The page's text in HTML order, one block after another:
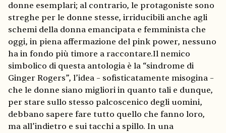
donne esemplari; al contrario, le protagoniste sono
streghe per le donne stesse, irriducibili anche agli
schemi della donna emancipata e femminista che
oggi, in piena affermazione del pink power, nessuno
ha in fondo più timore a raccontare.Il nemico
simbolico di questa antologia è la “sindrome di
Ginger Rogers”, l’idea – sofisticatamente misogina –
che le donne siano migliori in quanto tali e dunque,
per stare sullo stesso palcoscenico degli uomini,
debbano sapere fare tutto quello che fanno loro,
ma all’indietro e sui tacchi a spillo. In una